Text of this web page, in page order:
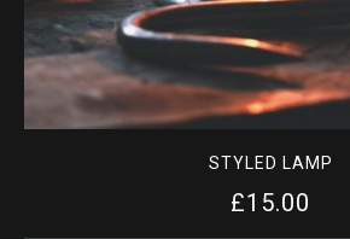
STYLED LAMP
£15.00